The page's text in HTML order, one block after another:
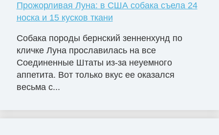
Прожорливая Луна: в США собака съела 24
носка и 15 кусков ткани
Собака породы бернский зенненхунд по
кличке Луна прославилась на все
Соединенные Штаты из-за неуемного
аппетита. Вот только вкус ее оказался
весьма с...